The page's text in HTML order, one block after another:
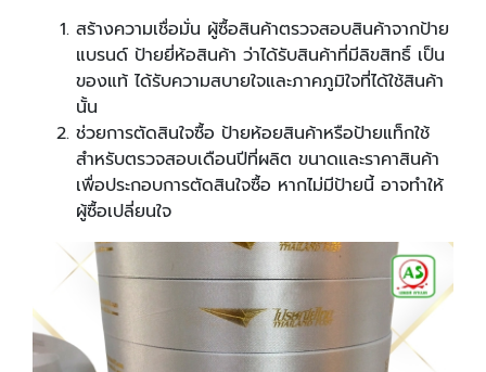
สร้างความเชื่อมั่น ผู้ซื้อสินค้าตรวจสอบสินค้าจากป้าย
แบรนด์ ป้ายยี่ห้อสินค้า ว่าได้รับสินค้าที่มีลิขสิทธิ์ เป็น
ของแท้ ได้รับความสบายใจและภาคภูมิใจที่ได้ใช้สินค้า
นั้น
ช่วยการตัดสินใจซื้อ ป้ายห้อยสินค้าหรือป้ายแท็กใช้
สำหรับตรวจสอบเดือนปีที่ผลิต ขนาดและราคาสินค้า
เพื่อประกอบการตัดสินใจซื้อ หากไม่มีป้ายนี้ อาจทำให้
ผู้ซื้อเปลี่ยนใจ